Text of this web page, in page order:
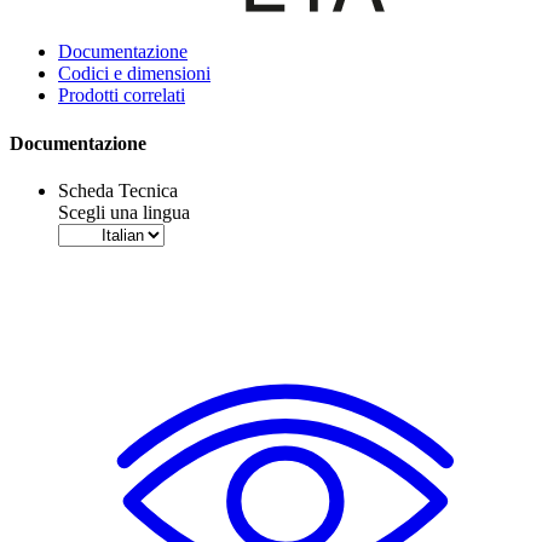
Documentazione
Codici e dimensioni
Prodotti correlati
Documentazione
Scheda Tecnica
Scegli una lingua